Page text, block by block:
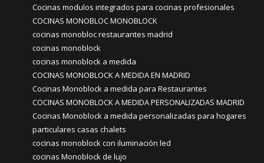
Cocinas modulos integrados para cocinas profesionales
COCINAS MONOBLOC MONOBLOCK
cocinas monobloc restaurantes madrid
cocinas monoblock
cocinas monoblock a medida
COCINAS MONOBLOCK A MEDIDA EN MADRID
Cocinas Monoblock a medida para Restaurantes
COCINAS MONOBLOCK A MEDIDA PERSONALIZADAS MADRID
Cocinas Monoblock a medida personalizadas para hogares
particulares casas chalets
cocinas monoblock con iluminación led
cocinas Monoblock de lujo